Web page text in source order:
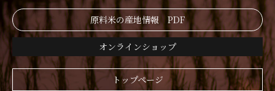
原料米の産地情報 PDF
オンラインショップ
トップページ